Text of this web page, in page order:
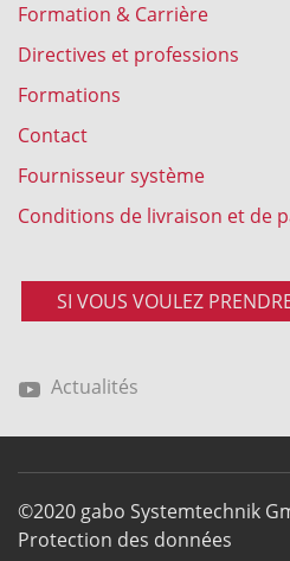
Formation & Carrière
Directives et professions
Formations
Contact
Fournisseur système
Conditions de livraison et de
SI VOUS VOULEZ
Actualités
©2020 gabo Systemtechnik
Protection des données